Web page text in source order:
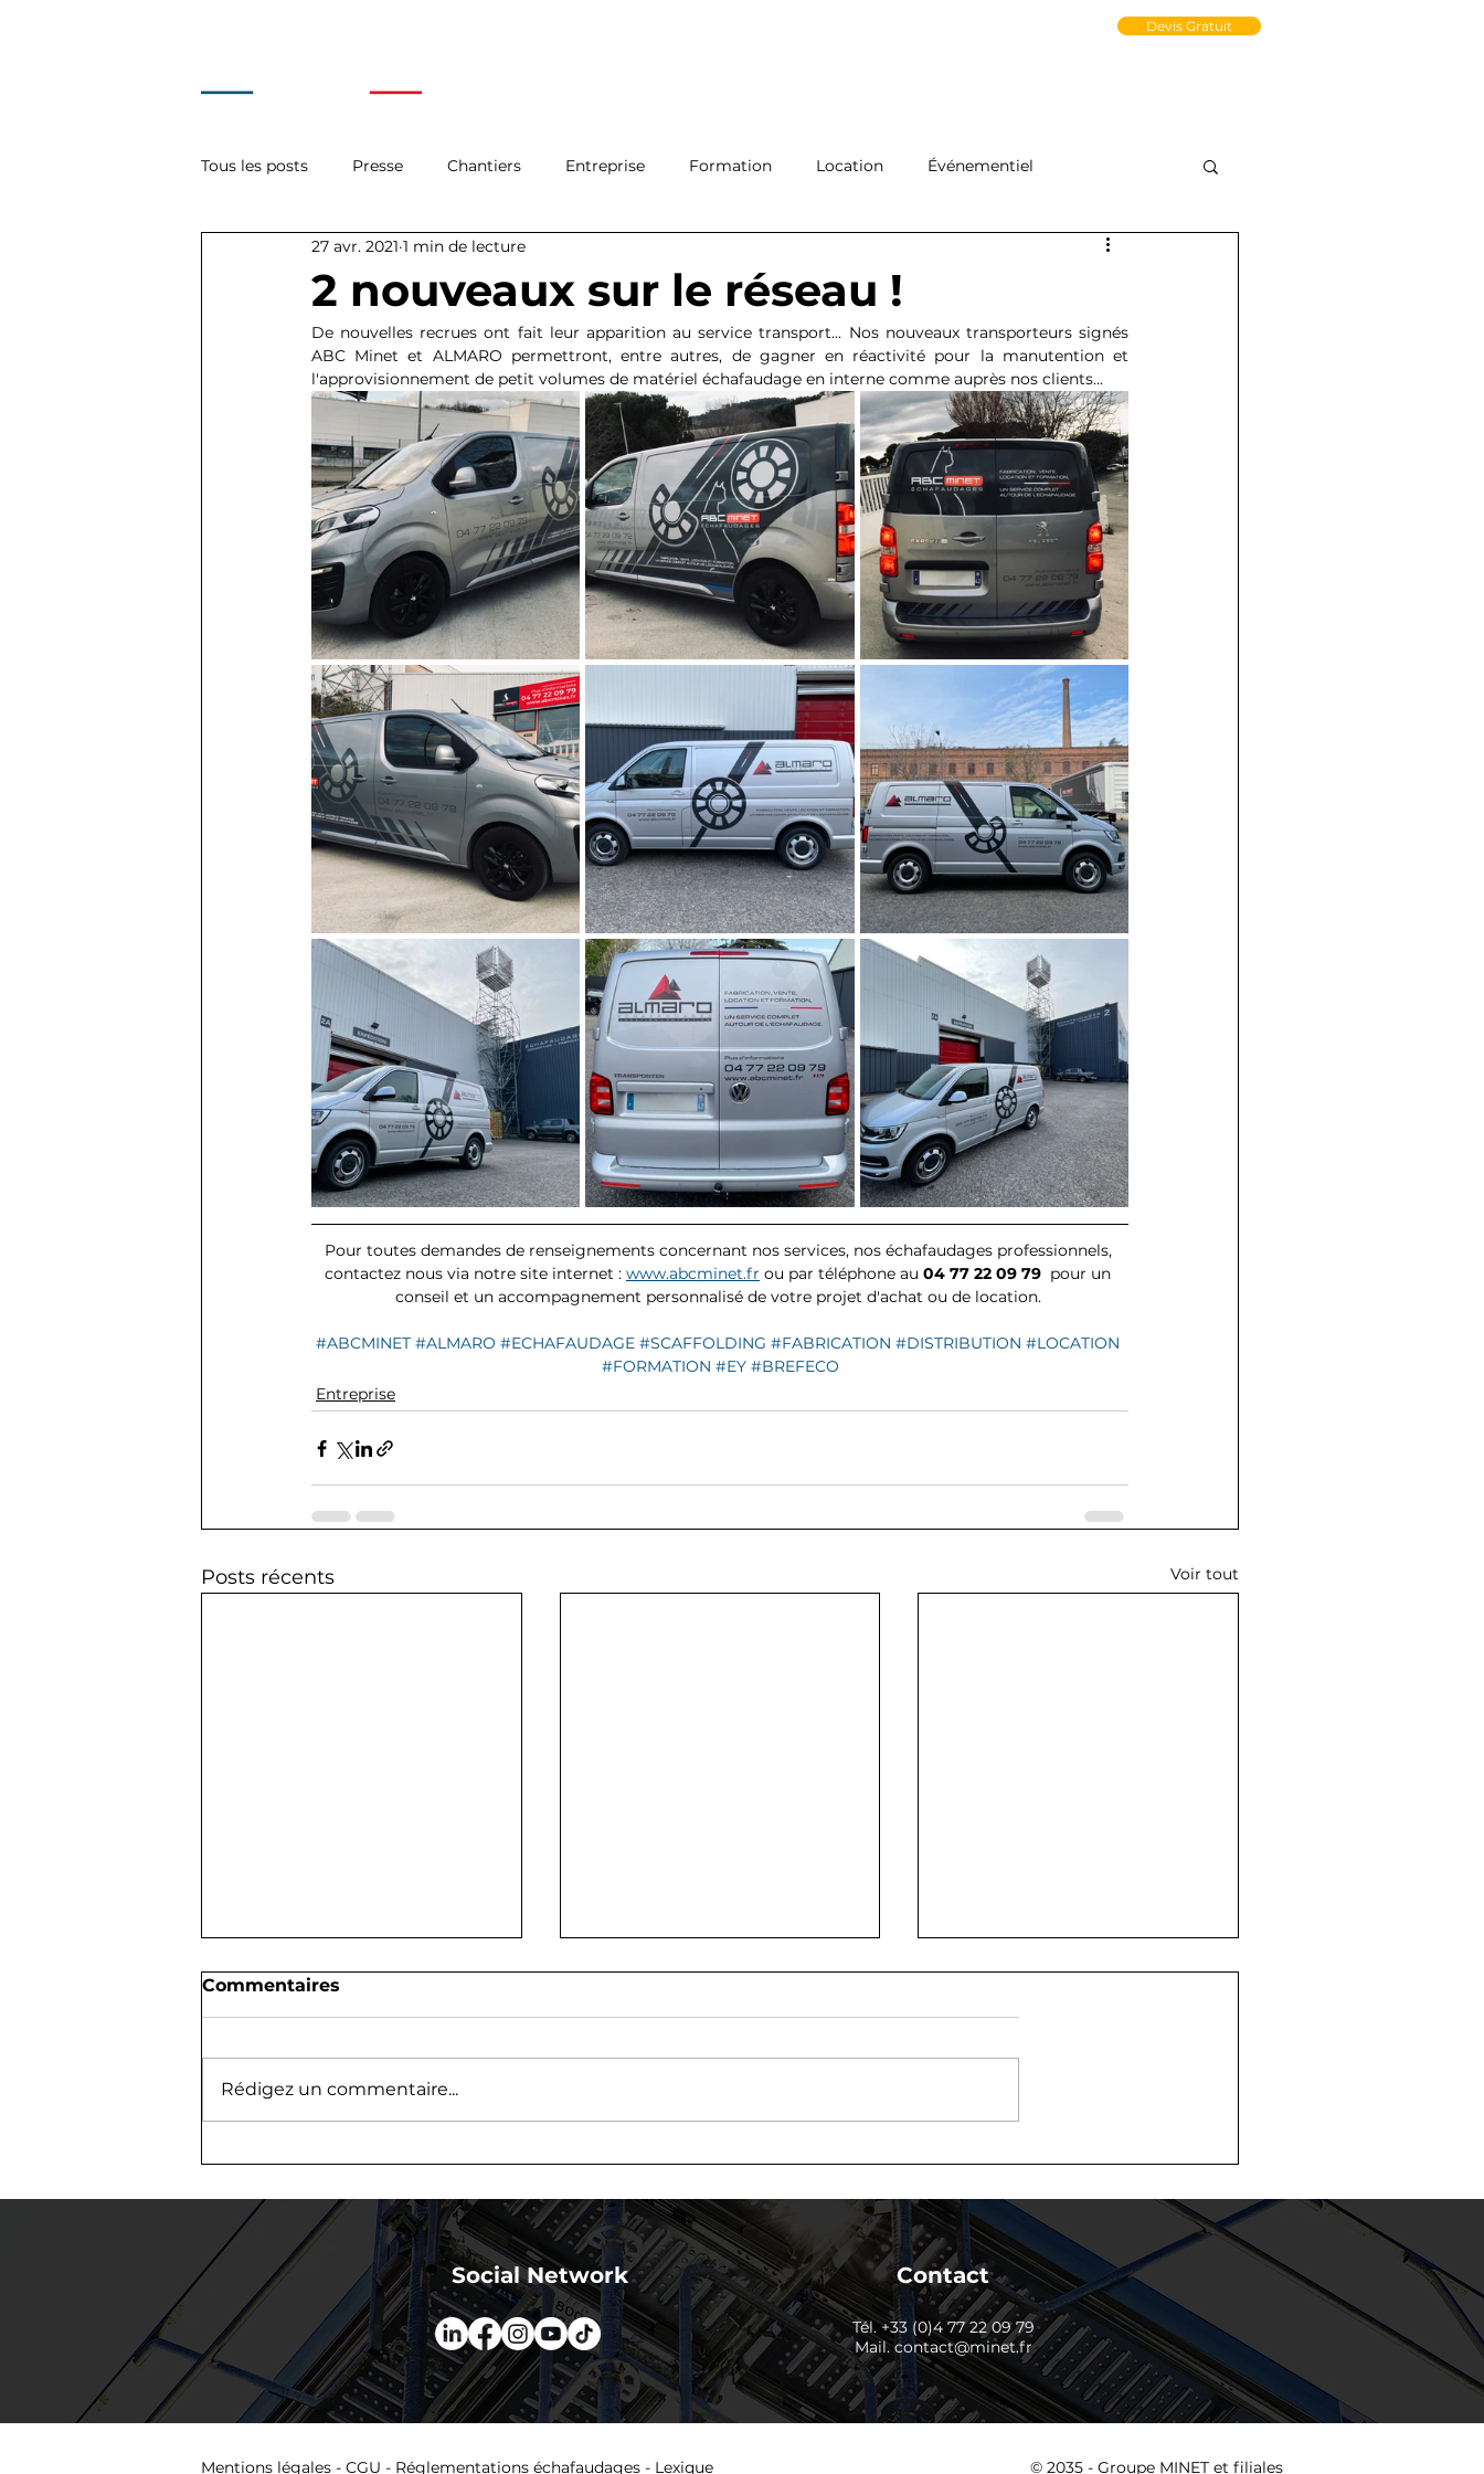
Devis Gratuit
Tous les posts Presse Chantiers Entreprise Formation Location Événementiel
La Minute Tech' Acces Protection
2 nouveaux sur le réseau !
27 avr. 2021 1 min de lecture
De nouvelles recrues ont fait leur apparition au service transport... Nos nouveaux transporteurs signés
ABC Minet et ALMARO permettront, entre autres, de gagner en réactivité pour la manutention et
l'approvisionnement de petit volumes de matériel échafaudage en interne comme auprès nos clients...
Pour toutes demandes de renseignements concernant nos services, nos échafaudages professionnels,
contactez nous via notre site internet : www.abcminet.fr ou par téléphone au 04 77 22 09 79
  pour un
conseil et un accompagnement personnalisé de votre projet d'achat ou de location.
#ABCMINET #ALMARO #ECHAFAUDAGE #SCAFFOLDING #FABRICATION #DISTRIBUTION #LOCATION
#FORMATION #EY #BREFECO
Entreprise
Posts récents Voir tout
Groupe MINET
un échafaudage ?
technicien au sein du
bureau d'étude MINET
Industrie
Commentaires
Rédigez un commentaire...
Social Network Contact
Tél. +33 (0)4 77 22 09 79
Mail.contact@minet.fr
Mentions légales - CGU - Réglementations échafaudages - Lexique © 2035 - Groupe MINET​ et filiales